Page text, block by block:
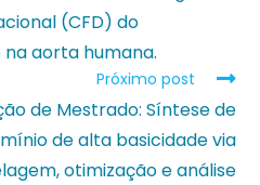
(CFD) do
aorta humana.
Próximo post
de Mestrado: Síntese de
de alta basicidade via
otimização e análise